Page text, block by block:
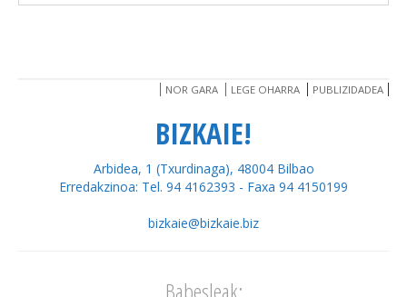
NOR GARA LEGE OHARRA PUBLIZIDADEA
BIZKAIE!
Arbidea, 1 (Txurdinaga), 48004 Bilbao
Erredakzinoa: Tel. 94 4162393 - Faxa 94 4150199
bizkaie@bizkaie.biz
Babesleak: